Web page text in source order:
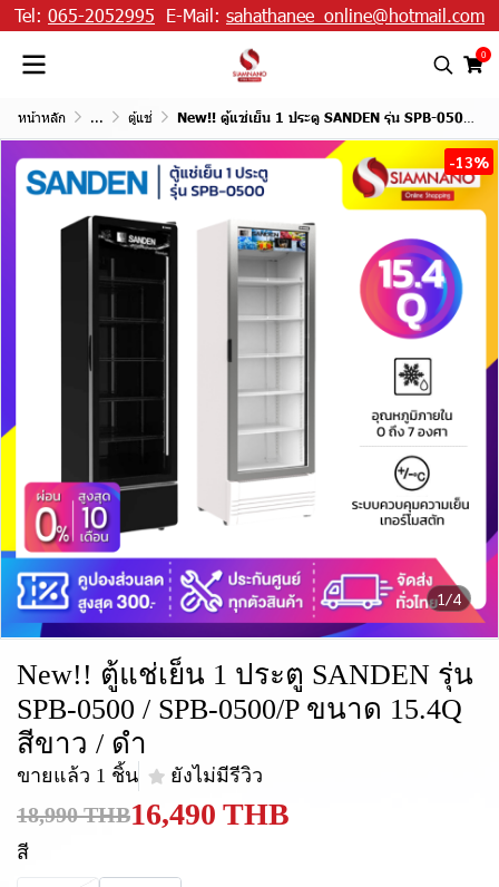
Tel: 065-2052995 E-Mail: sahathanee_online@hotmail.com
0
หน้าหลัก ... ตู้แช่ New!! ตู้แช่เย็น 1 ประตู SANDEN รุ่น SPB-0500 / SPB-0500/P ขนาด 15.4Q สีขาว / ดำ
1/4
-13%
New!! ตู้แช่เย็น 1 ประตู SANDEN รุ่น
SPB-0500 / SPB-0500/P ขนาด 15.4Q
สีขาว / ดำ
ขายแล้ว 1 ชิ้น ยังไม่มีรีวิว
18,990 THB16,490 THB
สี